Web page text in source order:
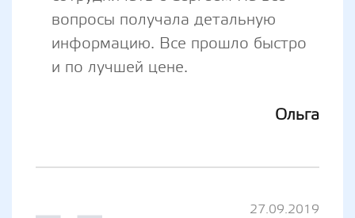
вопросы получала детальную
информацию. Все прошло быстро
и по лучшей цене.
Ольга
27.09.2019